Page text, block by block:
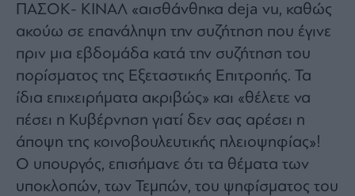
ΠΑΣΟΚ- ΚΙΝΑΛ «αισθάνθηκα deja vu, καθώς
ακούω σε επανάληψη την συζήτηση που έγινε
πριν μια εβδομάδα κατά την συζήτηση του
πορίσματος της Εξεταστικής Επιτροπής. Τα
ίδια επιχειρήματα ακριβώς» και «θέλετε να
πέσει η Κυβέρνηση γιατί δεν σας αρέσει η
άποψη της κοινοβουλευτικής πλειοψηφίας»!
Ο υπουργός, επισήμανε ότι τα θέματα των
υποκλοπών, των Τεμπών, του ψηφίσματος του